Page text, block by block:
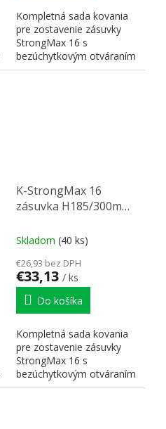
Kompletná sada kovania
pre zostavenie zásuvky
StrongMax 16 s
bezúchytkovým otváraním
"PUSH". Nutné doplniť
K-StrongMax 16
zásuvka H185/300mm
Skladom (40 ks)
€26,93 bez DPH
€33,13 / ks
Do košíka
Kompletná sada kovania
pre zostavenie zásuvky
StrongMax 16 s
bezúchytkovým otváraním
"PUSH". Nutné doplniť